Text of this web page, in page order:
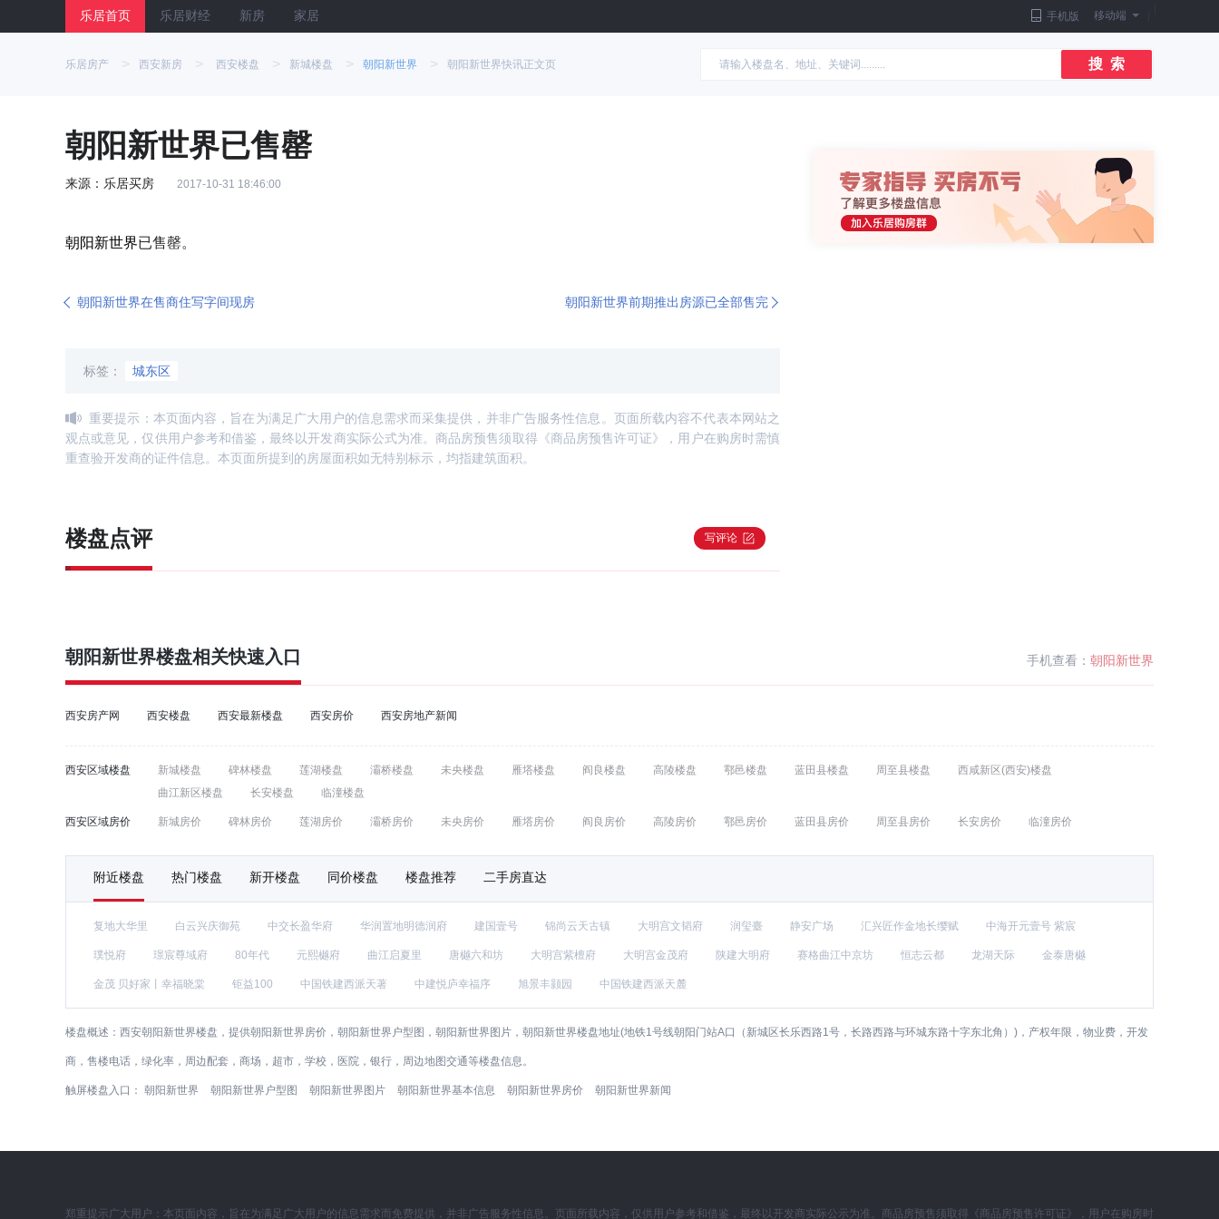
乐居首页 乐居财经 新房 家居 手机版 移动端
乐居房产 > 西安新房 > 西安楼盘 > 新城楼盘 > 朝阳新世界 > 朝阳新世界快讯正文页 搜 索
朝阳新世界已售罄
来源：乐居买房 2017-10-31 18:46:00
朝阳新世界已售罄。
朝阳新世界在售商住写字间现房 朝阳新世界前期推出房源已全部售完
标签： 城东区
重要提示：本页面内容，旨在为满足广大用户的信息需求而采集提供，并非广告服务性信息。页面所载内容不代表本网站之
观点或意见，仅供用户参考和借鉴，最终以开发商实际公式为准。商品房预售须取得《商品房预售许可证》，用户在购房时需慎
重查验开发商的证件信息。本页面所提到的房屋面积如无特别标示，均指建筑面积。
楼盘点评 写评论
朝阳新世界楼盘相关快速入口 手机查看： 朝阳新世界
西安房产网 西安楼盘 西安最新楼盘 西安房价 西安房地产新闻
西安区域楼盘 新城楼盘 碑林楼盘 莲湖楼盘 灞桥楼盘 未央楼盘 雁塔楼盘 阎良楼盘 高陵楼盘 鄠邑楼盘 蓝田县楼盘 周至县楼盘
西咸新区(西安)楼盘
曲江新区楼盘
长安楼盘 临潼楼盘
西安区域房价 新城房价 碑林房价 莲湖房价 灞桥房价 未央房价 雁塔房价 阎良房价 高陵房价 鄠邑房价 蓝田县房价 周至县房价 长安房价 临潼房价
附近楼盘 热门楼盘 新开楼盘 同价楼盘 楼盘推荐 二手房直达
复地大华里 白云兴庆御苑 中交长盈华府 华润置地明德润府 建国壹号 锦尚云天古镇 大明宫文韬府 润玺臺 静安广场 汇兴匠作金地长缨赋 中海开元壹号 紫宸
璞悦府 璟宸尊域府 80年代 元熙樾府 曲江启夏里 唐樾六和坊 大明宫紫檀府 大明宫金茂府 陕建大明府 赛格曲江中京坊 恒志云都 龙湖天际 金泰唐樾
金茂 贝好家丨幸福晓棠 钜益100 中国铁建西派天著 中建悦庐幸福序 旭景丰颢园 中国铁建西派天麓
楼盘概述： 西安朝阳新世界楼盘，提供朝阳新世界房价，朝阳新世界户型图，朝阳新世界图片，朝阳新世界楼盘地址(地铁1号线朝阳门站A口（新城区长乐西路1号，长路西路与环城东路十字东北角）)，产权年限，物业费，开发
商，售楼电话，绿化率，周边配套，商场，超市，学校，医院，银行，周边地图交通等楼盘信息。
触屏楼盘入口： 朝阳新世界 朝阳新世界户型图 朝阳新世界图片 朝阳新世界基本信息 朝阳新世界房价 朝阳新世界新闻
郑重提示广大用户：本页面内容，旨在为满足广大用户的信息需求而免费提供，并非广告服务性信息。页面所载内容，仅供用户参考和借鉴，最终以开发商实际公示为准。商品房预售须取得《商品房预售许可证》，用户在购房时